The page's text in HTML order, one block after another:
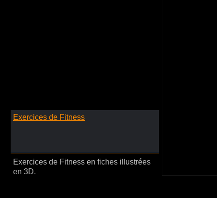
Exercices de Fitness
Exercices de Fitness en fiches illustrées
en 3D.